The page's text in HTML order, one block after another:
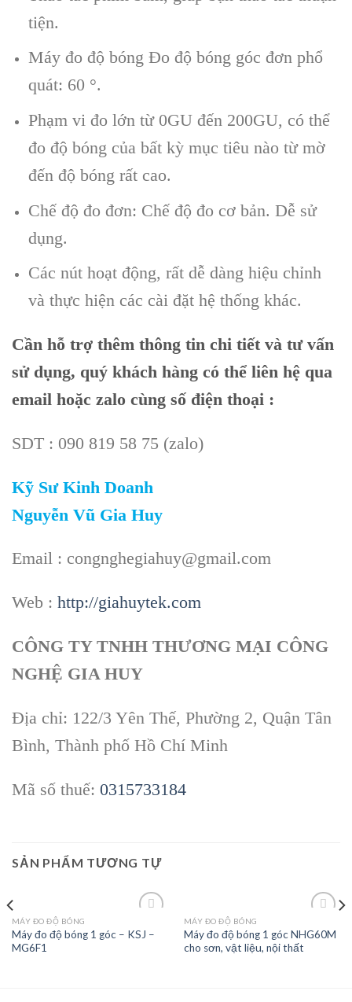
tiện.
Máy đo độ bóng Đo độ bóng góc đơn phổ
quát: 60 °.
Phạm vi đo lớn từ 0GU đến 200GU, có thể
đo độ bóng của bất kỳ mục tiêu nào từ mờ
đến độ bóng rất cao.
Chế độ đo đơn: Chế độ đo cơ bản. Dễ sử
dụng.
Các nút hoạt động, rất dễ dàng hiệu chỉnh
và thực hiện các cài đặt hệ thống khác.
Cần hỗ trợ thêm thông tin chi tiết và tư vấn
sử dụng, quý khách hàng có thể liên hệ qua
email hoặc zalo cùng số điện thoại :
SDT : 090 819 58 75 (zalo)
Kỹ Sư Kinh Doanh
Nguyễn Vũ Gia Huy
Email : congnghegiahuy@gmail.com
Web : http://giahuytek.com
CÔNG TY TNHH THƯƠNG MẠI CÔNG
NGHỆ GIA HUY
Địa chỉ: 122/3 Yên Thế, Phường 2, Quận Tân
Bình, Thành phố Hồ Chí Minh
Mã số thuế: 0315733184
SẢN PHẨM TƯƠNG TỰ
MÁY ĐO ĐỘ BÓNG
Máy đo độ bóng 1 góc – KSJ –
MG6F1
Add to
MÁY ĐO ĐỘ BÓNG
Máy đo độ bóng 1 góc NHG60M
cho sơn, vật liệu, nội thất